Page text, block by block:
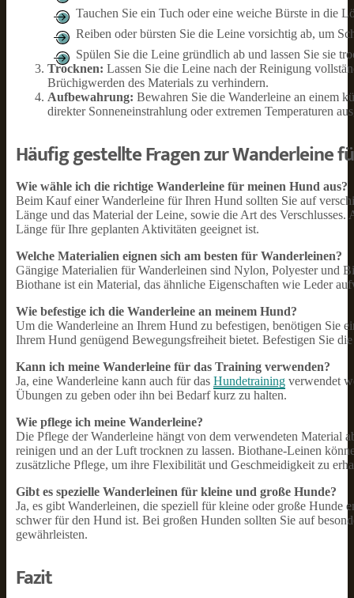
Tauchen Sie ein Tuch oder eine weiche Bürste in die
Reiben oder bürsten Sie die Leine vorsichtig ab, um
Spülen Sie die Leine gründlich ab und lassen Sie sie
Trocknen: Lassen Sie die Leine nach der Reinigung
Brüchigwerden des Materials zu verhindern.
Aufbewahrung: Bewahren Sie die Wanderleine an einem
direkter Sonneneinstrahlung oder extremen Temperaturen
Häufig gestellte Fragen zur Wanderleine
Wie wähle ich die richtige Wanderleine für meinen Hund aus?
Beim Kauf einer Wanderleine für Ihren Hund sollten Sie auf
Länge und das Material der Leine, sowie die Art des
Länge für Ihre geplanten Aktivitäten geeignet ist.
Welche Materialien eignen sich am besten für Wanderleinen?
Gängige Materialien für Wanderleinen sind Nylon, Polyester und
Biothane ist ein Material, das ähnliche Eigenschaften wie Leder
Wie befestige ich die Wanderleine an meinem Hund?
Um die Wanderleine an Ihrem Hund zu befestigen, benötigen Sie
Ihrem Hund genügend Bewegungsfreiheit bietet. Befestigen Sie
Kann ich meine Wanderleine für das Training verwenden?
Ja, eine Wanderleine kann auch für das Hundetraining verwendet
Übungen zu geben oder ihn bei Bedarf kurz zu halten.
Wie pflege ich meine Wanderleine?
Die Pflege der Wanderleine hängt von dem verwendeten Material
reinigen und an der Luft trocknen zu lassen. Biothane-Leinen
zusätzliche Pflege, um ihre Flexibilität und Geschmeidigkeit zu
Gibt es spezielle Wanderleinen für kleine und große Hunde?
Ja, es gibt Wanderleinen, die speziell für kleine oder große
schwer für den Hund ist. Bei großen Hunden sollten Sie auf
gewährleisten.
Fazit